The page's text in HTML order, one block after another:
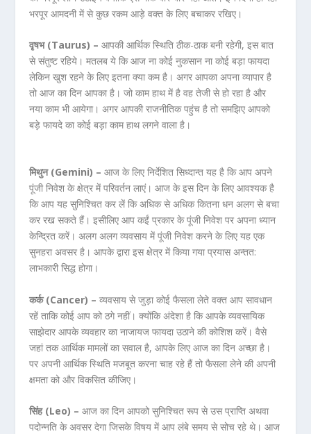
भरपूर आमदनी में से कुछ रकम आड़े वक्त के लिए बचाकर रखिए।
वृषभ (Taurus) – आपकी आर्थिक स्थिति ठीक-ठाक बनी रहेगी, इस बात
से संतुष्ट रहिये। मतलब ये कि आज ना कोई नुकसान ना कोई बड़ा फायदा
लेकिन खुश रहने के लिए इतना क्या कम है। अगर आपका अपना व्यापार है
तो आज का दिन आपका है। जो काम हाथ में है वह तेजी से हो रहा है और
नया काम भी आयेगा। अगर आपकी राजनीतिक पहुंच है तो समझिए आपको
बड़े फायदे का कोई बड़ा काम हाथ लगने वाला है।
मिथुन (Gemini) – आज के लिए निर्देशित सिध्दान्त यह है कि आप अपने
पूंजी निवेश के क्षेत्र में परिवर्तन लाएं। आज के इस दिन के लिए आवश्यक है
कि आप यह सुनिश्चित कर लें कि अधिक से अधिक कितना धन अलग से बचा
कर रख सकते हैं। इसीलिए आप कईं प्रकार के पूंजी निवेश पर अपना ध्यान
केन्द्रित करें। अलग अलग व्यवसाय में पूंजी निवेश करने के लिए यह एक
सुनहरा अवसर है। आपके द्वारा इस क्षेत्र में किया गया प्रयास अन्तत:
लाभकारी सिद्ध होगा।
कर्क (Cancer) – व्यवसाय से जुड़ा कोई फैसला लेते वक्त आप सावधान
रहें ताकि कोई आप को ठगे नहीं। क्योंकि अंदेशा है कि आपके व्यवसायिक
साझेदार आपके व्यवहार का नाजायज फायदा उठाने की कोशिश करें। वैसे
जहां तक आर्थिक मामलों का सवाल है, आपके लिए आज का दिन अच्छा है।
पर अपनी आर्थिक स्थिति मजबूत करना चाह रहे हैं तो फैसला लेने की अपनी
क्षमता को और विकसित कीजिए।
सिंह (Leo) – आज का दिन आपको सुनिश्चित रूप से उस प्राप्ति अथवा
पदोन्नति के अवसर देगा जिसके विषय में आप लंबे समय से सोच रहे थे। आज